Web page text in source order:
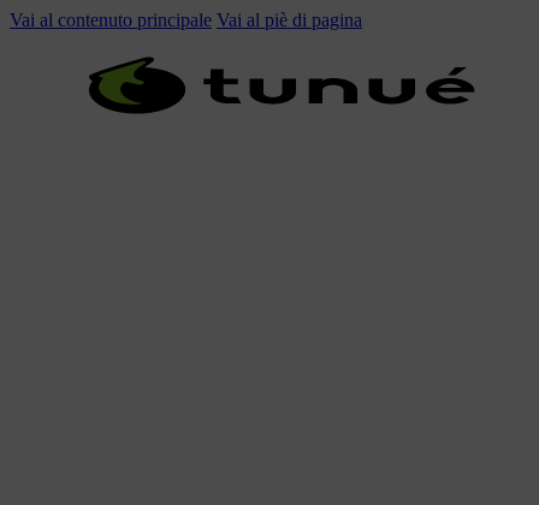
Vai al contenuto principale Vai al piè di pagina